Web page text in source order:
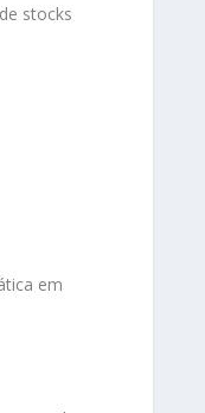
stocks
em